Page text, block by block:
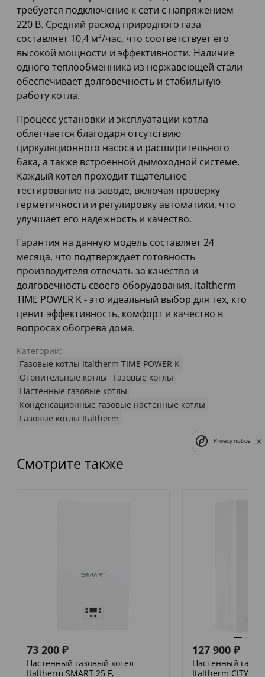
требуется подключение к сети с напряжением
220 В. Средний расход природного газа
составляет 10,4 м³/час, что соответствует его
высокой мощности и эффективности. Наличие
одного теплообменника из нержавеющей стали
обеспечивает долговечность и стабильную
работу котла.
Процесс установки и эксплуатации котла
облегчается благодаря отсутствию
циркуляционного насоса и расширительного
бака, а также встроенной дымоходной системе.
Каждый котел проходит тщательное
тестирование на заводе, включая проверку
герметичности и регулировку автоматики, что
улучшает его надежность и качество.
Гарантия на данную модель составляет 24
месяца, что подтверждает готовность
производителя отвечать за качество и
долговечность своего оборудования. Italtherm
TIME POWER K - это идеальный выбор для тех, кто
ценит эффективность, комфорт и качество в
вопросах обогрева дома.
Категории:
Газовые котлы Italtherm TIME POWER K
Отопительные котлы
Газовые котлы
Настенные газовые котлы
Конденсационные газовые настенные котлы
Газовые котлы Italtherm
Смотрите также
73 200 ₽
Настенный газовый котел
Italtherm SMART 25 F,
127 900 ₽
Настенный
Italtherm CITY
Privacy notice